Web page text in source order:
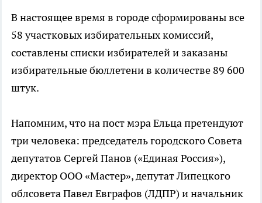
В настоящее время в городе сформированы все
58 участковых избирательных комиссий,
составлены списки избирателей и заказаны
избирательные бюллетени в количестве 89 600
штук.
Напомним, что на пост мэра Ельца претендуют
три человека: председатель городского Совета
депутатов Сергей Панов («Единая Россия»),
директор ООО «Мастер», депутат Липецкого
облсовета Павел Евграфов (ЛДПР) и начальник